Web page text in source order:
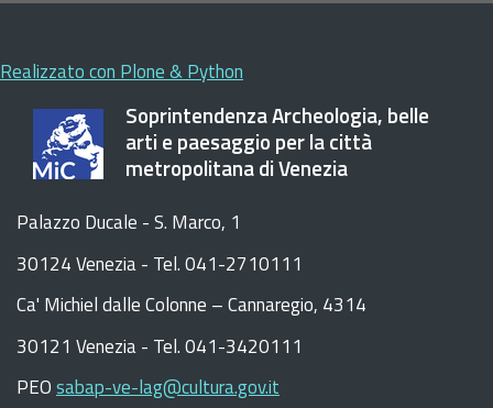
Realizzato con Plone & Python
Soprintendenza Archeologia, belle
arti e paesaggio per la città
metropolitana di Venezia
Palazzo Ducale - S. Marco, 1
30124 Venezia - Tel. 041-2710111
Ca' Michiel dalle Colonne – Cannaregio, 4314
30121 Venezia - Tel. 041-3420111
PEOsabap-ve-lag@cultura.gov.it